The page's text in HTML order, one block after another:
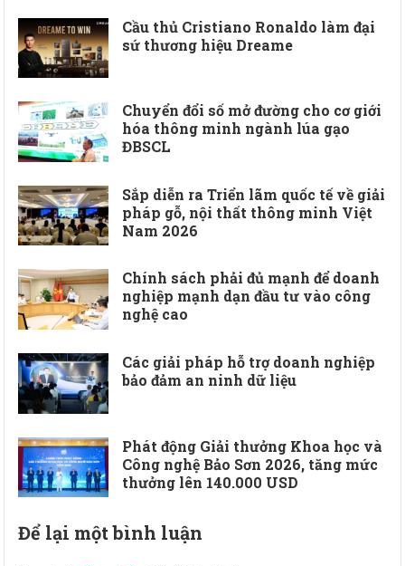
Cầu thủ Cristiano Ronaldo làm đại
sứ thương hiệu Dreame
Chuyển đổi số mở đường cho cơ giới
hóa thông minh ngành lúa gạo
ĐBSCL
Sắp diễn ra Triển lãm quốc tế về giải
pháp gỗ, nội thất thông minh Việt
Nam 2026
Chính sách phải đủ mạnh để doanh
nghiệp mạnh dạn đầu tư vào công
nghệ cao
Các giải pháp hỗ trợ doanh nghiệp
bảo đảm an ninh dữ liệu
Phát động Giải thưởng Khoa học và
Công nghệ Bảo Sơn 2026, tăng mức
thưởng lên 140.000 USD
Để lại một bình luận